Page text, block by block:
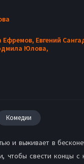
Ефремов, Евгений
Юлова,
Комедии
и выживает в
свести концы